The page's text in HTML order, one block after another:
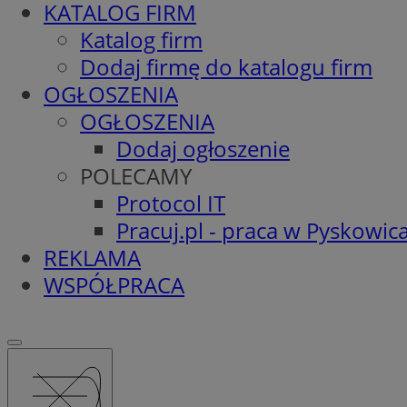
KATALOG FIRM
Katalog firm
Dodaj firmę do katalogu firm
OGŁOSZENIA
OGŁOSZENIA
Dodaj ogłoszenie
POLECAMY
Protocol IT
Pracuj.pl - praca w
REKLAMA
WSPÓŁPRACA